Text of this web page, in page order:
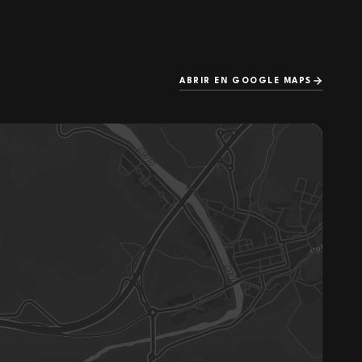
ABRIR EN GOOGLE MAPS